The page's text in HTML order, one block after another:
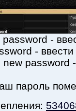
password -
-
new password
пароль